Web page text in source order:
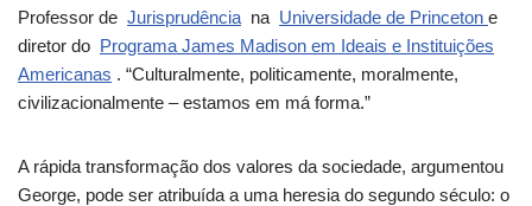
Professor de Jurisprudência na Universidade de Princeton e
diretor do Programa James Madison em Ideais e Instituições
Americanas . “Culturalmente, politicamente, moralmente,
civilizacionalmente – estamos em má forma.”
A rápida transformação dos valores da sociedade, argumentou
George, pode ser atribuída a uma heresia do segundo século: o